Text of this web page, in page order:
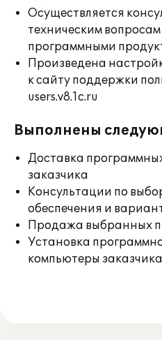
Осуществляется
техническим
программными
Произведена
к сайту поддержки
users.v8.1c.ru
Выполнены
Доставка
заказчика
Консультации по
обеспечения и
Продажа выбранных
Установка
компьютеры заказчика